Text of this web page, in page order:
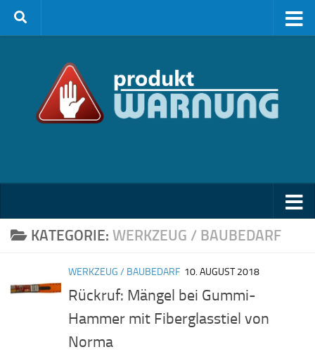
Zum Inhalt springen
KATEGORIE: WERKZEUG / BAUBEDARF
WERKZEUG / BAUBEDARF 10. AUGUST 2018
Rückruf: Mängel bei Gummi-
Hammer mit Fiberglasstiel von
Norma